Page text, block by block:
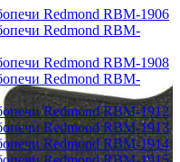
Redmond RBM-1906
Redmond RBM-
Redmond RBM-1908
Redmond RBM-
Redmond RBM-1912
Redmond RBM-1913
Redmond RBM-1914